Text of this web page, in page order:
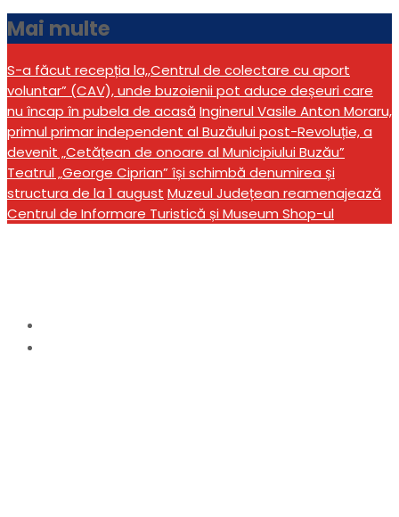
Mai multe
S-a făcut recepția la,,Centrul de colectare cu aport
voluntar” (CAV), unde buzoienii pot aduce deșeuri care
nu încap în pubela de acasă Inginerul Vasile Anton Moraru,
primul primar independent al Buzăului post-Revoluție, a
devenit „Cetățean de onoare al Municipiului Buzău”
Teatrul „George Ciprian” își schimbă denumirea și
structura de la 1 august Muzeul Județean reamenajează
Centrul de Informare Turistică și Museum Shop-ul